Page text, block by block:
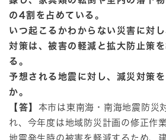
の4割を占めている。
いつ起こるかわからない災害に対
対策は、被害の軽減と拡大防止策
る。
予想される地震に対し、減災対策
か。
【答】 本市は東南海・南海地震防災
れ、今年度は地域防災計画の修正作
地震発生時の被害を軽減するため、